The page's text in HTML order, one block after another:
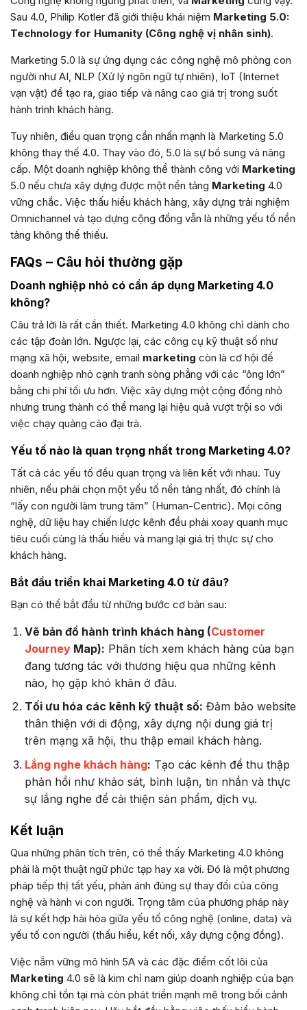
Sau 4.0, Philip Kotler đã giới thiệu khái niệm Marketing 5.0:
Technology for Humanity (Công nghệ vị nhân sinh).
Marketing 5.0 là sự ứng dụng các công nghệ mô phỏng con
người như AI, NLP (Xử lý ngôn ngữ tự nhiên), IoT (Internet
vạn vật) để tạo ra, giao tiếp và nâng cao giá trị trong suốt
hành trình khách hàng.
Tuy nhiên, điều quan trọng cần nhấn mạnh là Marketing 5.0
không thay thế 4.0. Thay vào đó, 5.0 là sự bổ sung và nâng
cấp. Một doanh nghiệp không thể thành công với Marketing
5.0 nếu chưa xây dựng được một nền tảng Marketing 4.0
vững chắc. Việc thấu hiểu khách hàng, xây dựng trải nghiệm
Omnichannel và tạo dựng cộng đồng vẫn là những yếu tố nền
tảng không thể thiếu.
FAQs – Câu hỏi thường gặp
Doanh nghiệp nhỏ có cần áp dụng Marketing 4.0
không?
Câu trả lời là rất cần thiết. Marketing 4.0 không chỉ dành cho
các tập đoàn lớn. Ngược lại, các công cụ kỹ thuật số như
mạng xã hội, website, email marketing còn là cơ hội để
doanh nghiệp nhỏ cạnh tranh sòng phẳng với các “ông lớn”
bằng chi phí tối ưu hơn. Việc xây dựng một cộng đồng nhỏ
nhưng trung thành có thể mang lại hiệu quả vượt trội so với
việc chạy quảng cáo đại trà.
Yếu tố nào là quan trọng nhất trong Marketing 4.0?
Tất cả các yếu tố đều quan trọng và liên kết với nhau. Tuy
nhiên, nếu phải chọn một yếu tố nền tảng nhất, đó chính là
“lấy con người làm trung tâm” (Human-Centric). Mọi công
nghệ, dữ liệu hay chiến lược kênh đều phải xoay quanh mục
tiêu cuối cùng là thấu hiểu và mang lại giá trị thực sự cho
khách hàng.
Bắt đầu triển khai Marketing 4.0 từ đâu?
Bạn có thể bắt đầu từ những bước cơ bản sau:
Vẽ bản đồ hành trình khách hàng (Customer
JourneyMap): Phân tích xem khách hàng của bạn
đang tương tác với thương hiệu qua những kênh
nào, họ gặp khó khăn ở đâu.
Tối ưu hóa các kênh kỹ thuật số: Đảm bảo website
thân thiện với di động, xây dựng nội dung giá trị
trên mạng xã hội, thu thập email khách hàng.
Lắng nghe khách hàng: Tạo các kênh để thu thập
phản hồi như khảo sát, bình luận, tin nhắn và thực
sự lắng nghe để cải thiện sản phẩm, dịch vụ.
Kết luận
Qua những phân tích trên, có thể thấy Marketing 4.0 không
phải là một thuật ngữ phức tạp hay xa vời. Đó là một phương
pháp tiếp thị tất yếu, phản ánh đúng sự thay đổi của công
nghệ và hành vi con người. Trọng tâm của phương pháp này
là sự kết hợp hài hòa giữa yếu tố công nghệ (online, data) và
yếu tố con người (thấu hiểu, kết nối, xây dựng cộng đồng).
Việc nắm vững mô hình 5A và các đặc điểm cốt lõi của
Marketing 4.0 sẽ là kim chỉ nam giúp doanh nghiệp của bạn
không chỉ tồn tại mà còn phát triển mạnh mẽ trong bối cảnh